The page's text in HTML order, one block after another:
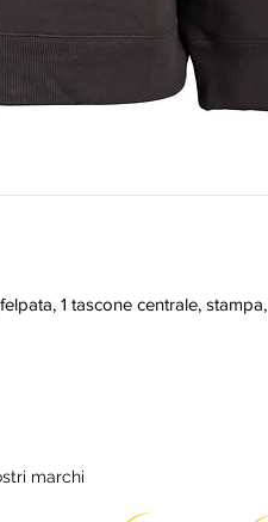
1 tascone centrale, stampa,
marchi